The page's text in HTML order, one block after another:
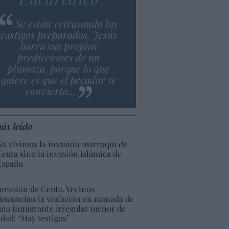
Se están retrasando los
castigos preparados. Jesús
borra sus propias
predicciones de un
plumazo, porque lo que
quiere es que el pecador se
convierta…
leído
vivimos la invasión marroquí de
sino la invasión islámica de
de Ceuta. Vecinos
la violación en manada de
inmigrante irregular menor de
“Hay testigos”